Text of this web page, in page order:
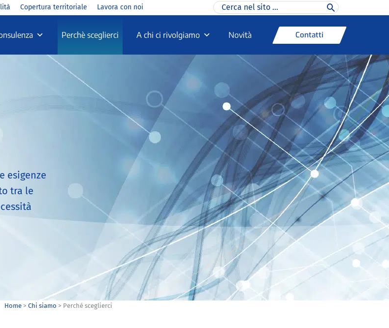
Copertura territoriale Lavora con noi
Ricerca
per:
Perchè sceglierci A chi ci rivolgiamo Novità Contatti
esigenze
tra le
Home> Chi siamo > Perché sceglierci